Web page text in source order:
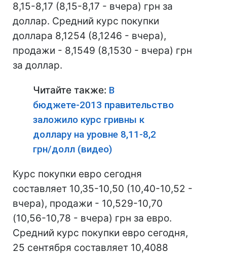
8,15-8,17 (8,15-8,17 - вчера) грн за
доллар. Средний курс покупки
доллара 8,1254 (8,1246 - вчера),
продажи - 8,1549 (8,1530 - вчера) грн
за доллар.
Читайте также: В
бюджете-2013 правительство
заложило курс гривны к
доллару на уровне 8,11-8,2
грн/долл (видео)
Курс покупки евро сегодня
составляет 10,35-10,50 (10,40-10,52 -
вчера), продажи - 10,529-10,70
(10,56-10,78 - вчера) грн за евро.
Средний курс покупки евро сегодня,
25 сентября составляет 10,4088